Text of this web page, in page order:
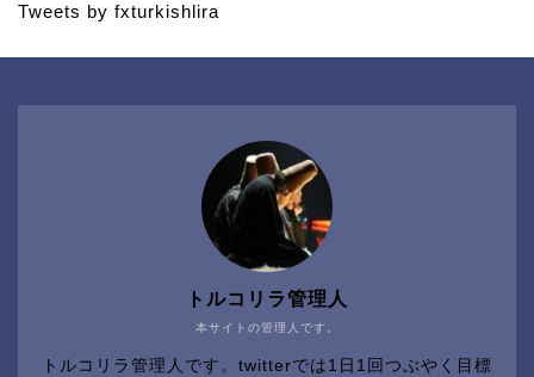
Tweets by fxturkishlira
本サイトの管理人です。
トルコリラ管理人
トルコリラ管理人です。twitterでは1日1回つぶやく目標